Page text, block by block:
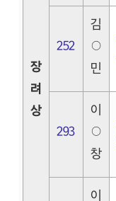
장
려
상
252
김
○
민
293
이
○
창
이